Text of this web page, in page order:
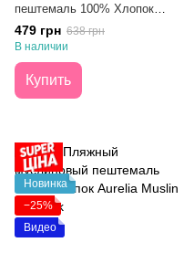
пештемаль 100% Хлопок
Aurelia Muslin Flamingo 100х180
479 грн 638 грн
В наличии
Купить
Новинка
−25%
Видео